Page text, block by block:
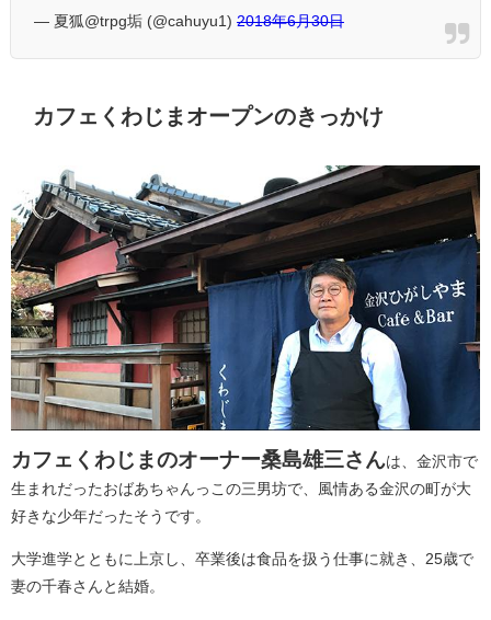
— 夏狐@trpg垢 (@cahuyu1) 2018年6月30日
カフェくわじまオープンのきっかけ
カフェくわじまのオーナー桑島雄三さんは、金沢市で
生まれだったおばあちゃんっこの三男坊で、風情ある金沢の町が大
好きな少年だったそうです。
大学進学とともに上京し、卒業後は食品を扱う仕事に就き、25歳で
妻の千春さんと結婚。